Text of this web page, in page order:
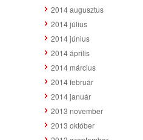
2014 augusztus
2014 július
2014 június
2014 április
2014 március
2014 február
2014 január
2013 november
2013 október